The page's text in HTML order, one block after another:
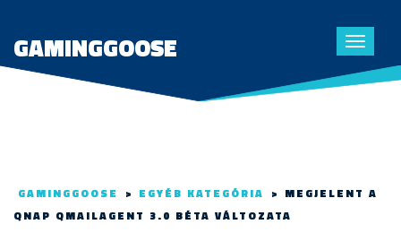
Toggle
GAMINGGOOSE
GAMINGGOOSE > EGYÉB KATEGÓRIA > MEGJELENT A
QNAP QMAILAGENT 3.0 BÉTA VÁLTOZATA